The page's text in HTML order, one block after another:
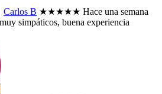
Carlos B ★★★★★ Hace una semana
simpáticos, buena experiencia